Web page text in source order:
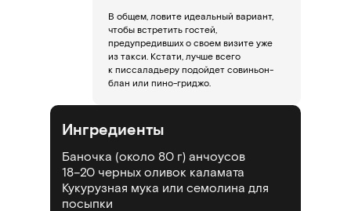
В общем, ловите идеальный вариант,
чтобы встретить гостей,
предупредивших о своем визите уже
из такси. Кстати, лучше всего
к писсаладьеру подойдет совиньон-
блан или пино-гриджо.
Ингредиенты
Баночка (около 80 г) анчоусов
18–20 черных оливок каламата
Кукурузная мука или семолина для
посыпки